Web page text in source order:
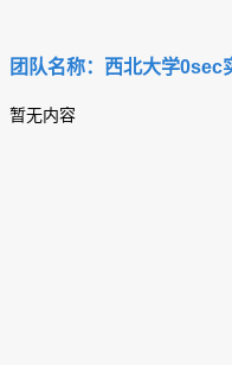
团队名称：西北大学0sec
暂无内容